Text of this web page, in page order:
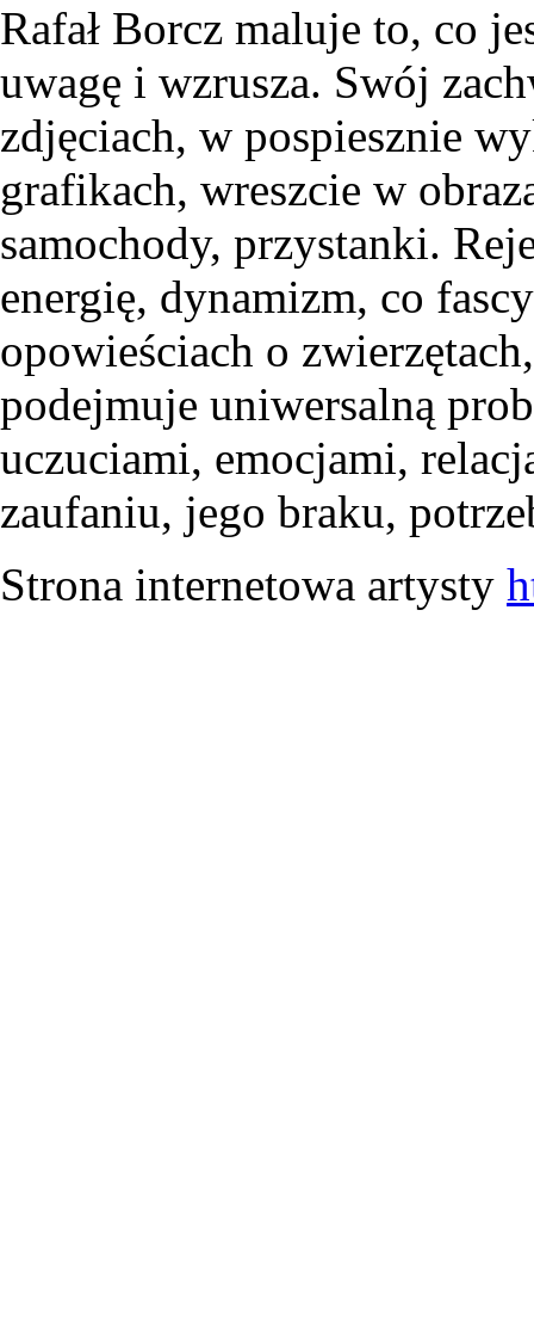
Rafał Borcz maluje to, co
uwagę i wzrusza. Swój
zdjęciach, w pospiesznie
grafikach, wreszcie w
samochody, przystanki.
energię, dynamizm, co
opowieściach o
podejmuje uniwersalną
uczuciami, emocjami,
zaufaniu, jego braku,
Strona internetowa artysty